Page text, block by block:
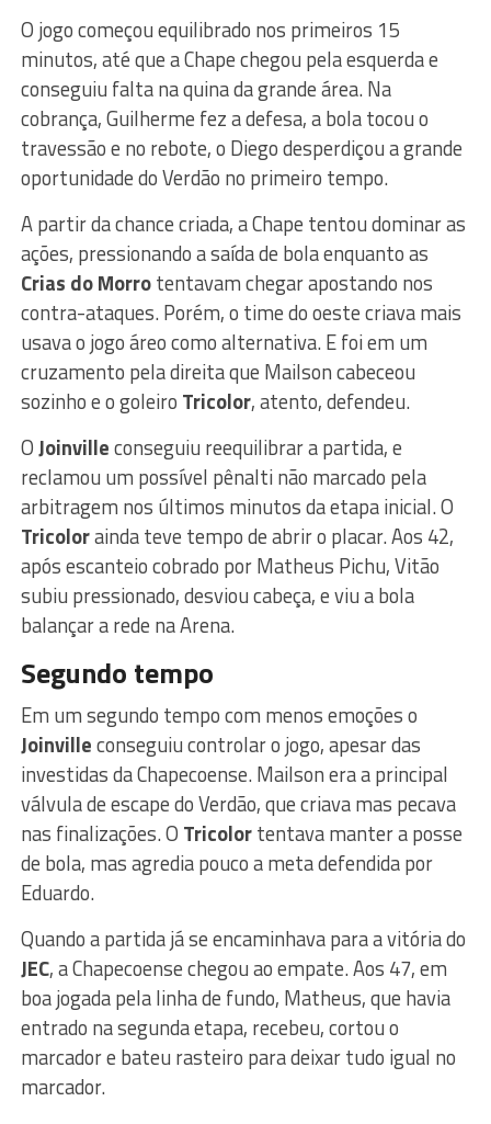
O jogo começou equilibrado nos primeiros 15
minutos, até que a Chape chegou pela esquerda e
conseguiu falta na quina da grande área. Na
cobrança, Guilherme fez a defesa, a bola tocou o
travessão e no rebote, o Diego desperdiçou a grande
oportunidade do Verdão no primeiro tempo.
A partir da chance criada, a Chape tentou dominar as
ações, pressionando a saída de bola enquanto as
Crias do Morrotentavam chegar apostando nos
contra-ataques. Porém, o time do oeste criava mais
usava o jogo áreo como alternativa. E foi em um
cruzamento pela direita que Mailson cabeceou
sozinho e o goleiro Tricolor, atento, defendeu.
OJoinvilleconseguiu reequilibrar a partida, e
reclamou um possível pênalti não marcado pela
arbitragem nos últimos minutos da etapa inicial. O
Tricolorainda teve tempo de abrir o placar. Aos 42,
após escanteio cobrado por Matheus Pichu, Vitão
subiu pressionado, desviou cabeça, e viu a bola
balançar a rede na Arena.
Segundo tempo
Em um segundo tempo com menos emoções o
Joinvilleconseguiu controlar o jogo, apesar das
investidas da Chapecoense. Mailson era a principal
válvula de escape do Verdão, que criava mas pecava
nas finalizações. O Tricolortentava manter a posse
de bola, mas agredia pouco a meta defendida por
Eduardo.
Quando a partida já se encaminhava para a vitória do
JEC, a Chapecoense chegou ao empate. Aos 47, em
boa jogada pela linha de fundo, Matheus, que havia
entrado na segunda etapa, recebeu, cortou o
marcador e bateu rasteiro para deixar tudo igual no
marcador.